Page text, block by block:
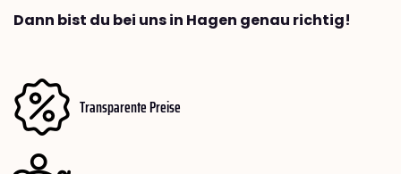
Dann bist du bei uns in Hagen genau richtig!
Transparente Preise